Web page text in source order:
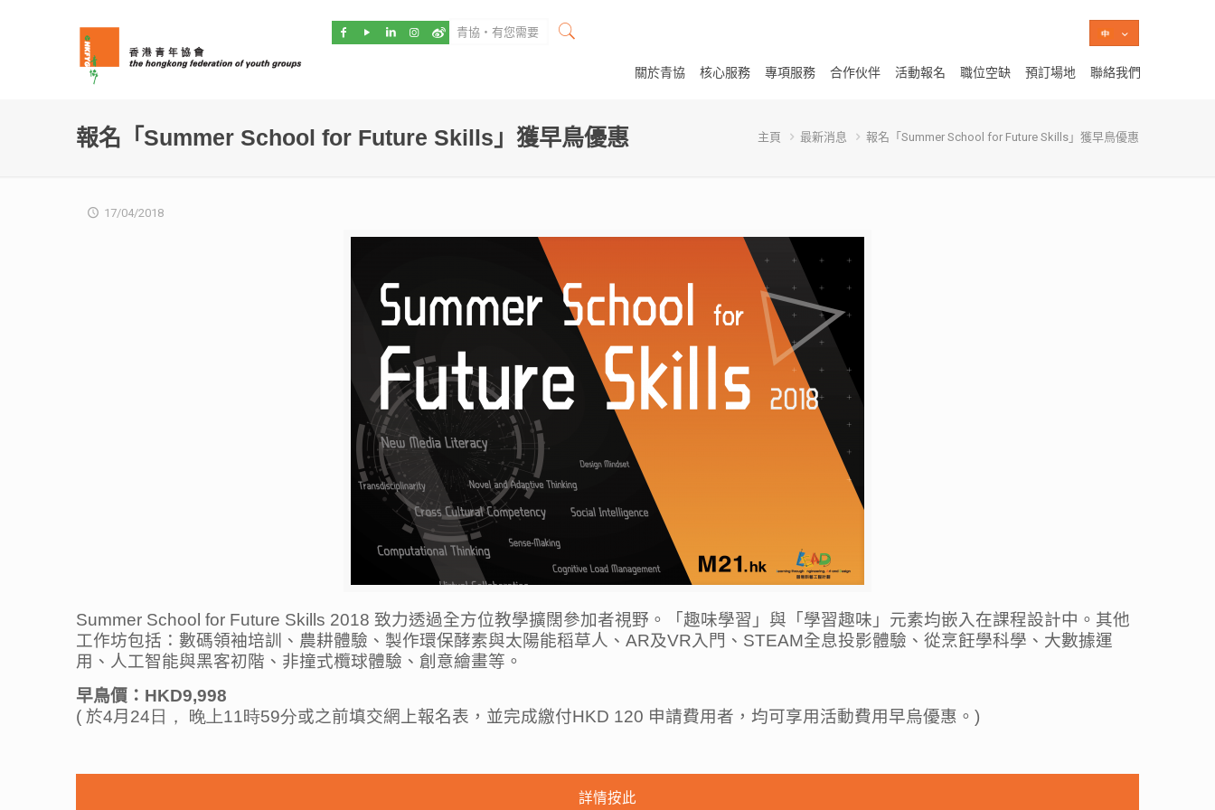
關於青協 核心服務 專項服務 合作伙伴 活動報名 職位空缺 預訂場地 聯絡我們
報名「Summer School for Future Skills」獲早鳥優惠 主頁 最新消息 報名「Summer School for Future Skills」獲早鳥優惠
17/04/2018
Summer School for Future Skills 2018 致力透過全方位教學擴闊參加者視野。「趣味學習」與「學習趣味」元素均嵌入在課程設計中。其他
工作坊包括：數碼領袖培訓、農耕體驗、製作環保酵素與太陽能稻草人、AR及VR入門、STEAM全息投影體驗、從烹飪學科學、大數據運
用、人工智能與黑客初階、非撞式欖球體驗、創意繪畫等。
早鳥價： HKD9,998
( 於4月 24日， 晚上11時59分或之前填交網上報名表，並完成繳付HKD 120 申請費用者，均可享用活動費用早烏優惠。 )
詳情按此